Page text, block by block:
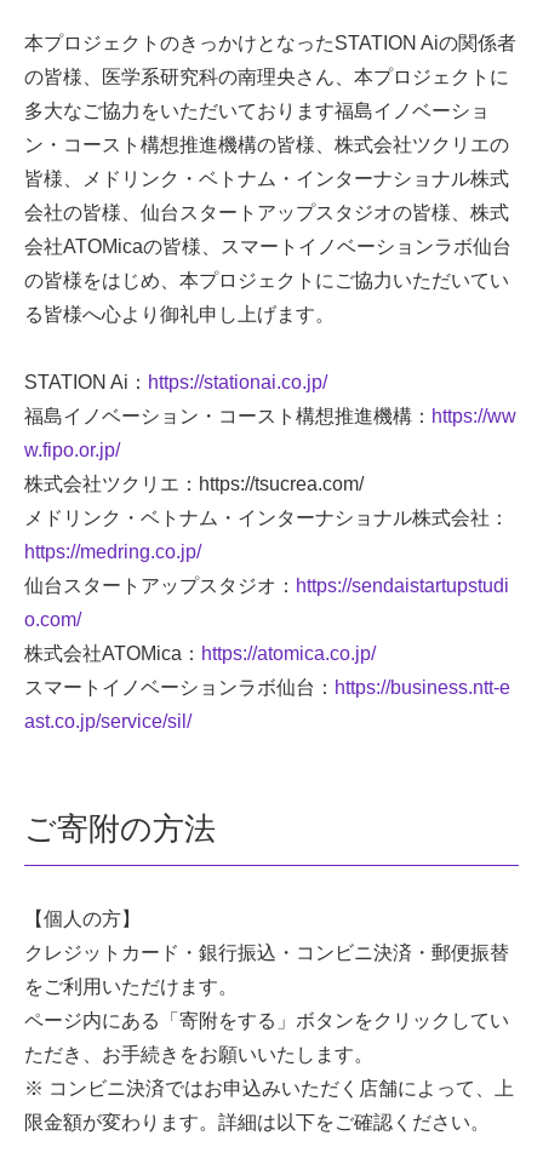
本プロジェクトのきっかけとなったSTATION Aiの関係者
の皆様、医学系研究科の南理央さん、本プロジェクトに
多大なご協力をいただいております福島イノベーショ
ン・コースト構想推進機構の皆様、株式会社ツクリエの
皆様、メドリンク・ベトナム・インターナショナル株式
会社の皆様、仙台スタートアップスタジオの皆様、株式
会社ATOMicaの皆様、スマートイノベーションラボ仙台
の皆様をはじめ、本プロジェクトにご協力いただいてい
る皆様へ心より御礼申し上げます。
STATION Ai： https://stationai.co.jp/
福島イノベーション・コースト構想推進機構： https://ww
w.fipo.or.jp/
株式会社ツクリエ：https://tsucrea.com/
メドリンク・ベトナム・インターナショナル株式会社：
https://medring.co.jp/
仙台スタートアップスタジオ： https://sendaistartupstudi
o.com/
株式会社ATOMica： https://atomica.co.jp/
スマートイノベーションラボ仙台： https://business.ntt-e
ast.co.jp/service/sil/
ご寄附の方法
【個人の方】
クレジットカード・銀行振込・コンビニ決済・郵便振替
をご利用いただけます。
ページ内にある「寄附をする」ボタンをクリックしてい
ただき、お手続きをお願いいたします。
※ コンビニ決済ではお申込みいただく店舗によって、上
限金額が変わります。詳細は以下をご確認ください。